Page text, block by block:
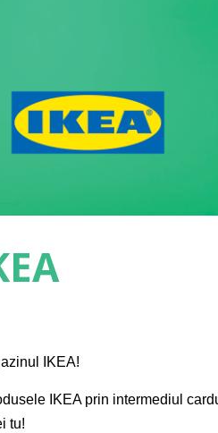
IKEA!
IKEA prin intermediul
tu!